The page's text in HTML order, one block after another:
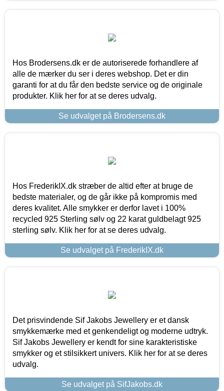
Hos Brodersens.dk er de autoriserede forhandlere af
alle de mærker du ser i deres webshop. Det er din
garanti for at du får den bedste service og de originale
produkter. Klik her for at se deres udvalg.
Se udvalget på Brodersens.dk
Hos FrederikIX.dk stræber de altid efter at bruge de
bedste materialer, og de går ikke på kompromis med
deres kvalitet. Alle smykker er derfor lavet i 100%
recycled 925 Sterling sølv og 22 karat guldbelagt 925
sterling sølv. Klik her for at se deres udvalg.
Se udvalget på FrederikIX.dk
Det prisvindende Sif Jakobs Jewellery er et dansk
smykkemærke med et genkendeligt og moderne udtryk.
Sif Jakobs Jewellery er kendt for sine karakteristiske
smykker og et stilsikkert univers. Klik her for at se deres
udvalg.
Se udvalget på SifJakobs.dk